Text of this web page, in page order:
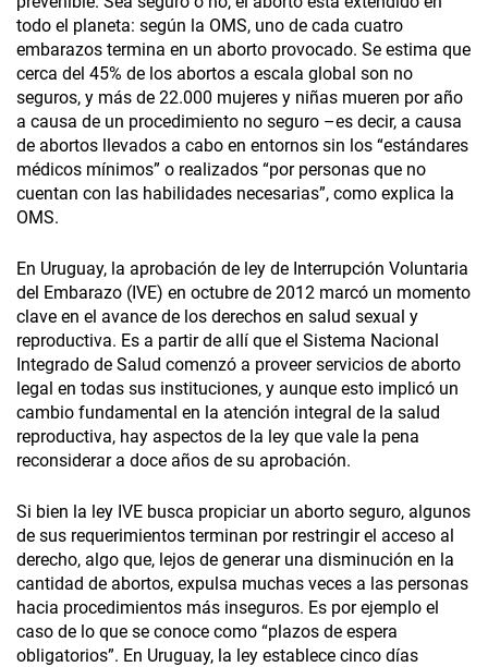
todo el planeta: según la OMS, uno de cada cuatro
embarazos termina en un aborto provocado. Se estima que
cerca del 45% de los abortos a escala global son no
seguros, y más de 22.000 mujeres y niñas mueren por año
a causa de un procedimiento no seguro –es decir, a causa
de abortos llevados a cabo en entornos sin los “estándares
médicos mínimos” o realizados “por personas que no
cuentan con las habilidades necesarias”, como explica la
OMS.
En Uruguay, la aprobación de ley de Interrupción Voluntaria
del Embarazo (IVE) en octubre de 2012 marcó un momento
clave en el avance de los derechos en salud sexual y
reproductiva. Es a partir de allí que el Sistema Nacional
Integrado de Salud comenzó a proveer servicios de aborto
legal en todas sus instituciones, y aunque esto implicó un
cambio fundamental en la atención integral de la salud
reproductiva, hay aspectos de la ley que vale la pena
reconsiderar a doce años de su aprobación.
Si bien la ley IVE busca propiciar un aborto seguro, algunos
de sus requerimientos terminan por restringir el acceso al
derecho, algo que, lejos de generar una disminución en la
cantidad de abortos, expulsa muchas veces a las personas
hacia procedimientos más inseguros. Es por ejemplo el
caso de lo que se conoce como “plazos de espera
obligatorios”. En Uruguay, la ley establece cinco días